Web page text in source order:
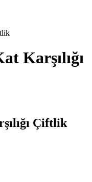
Karşılığı
Çiftlik